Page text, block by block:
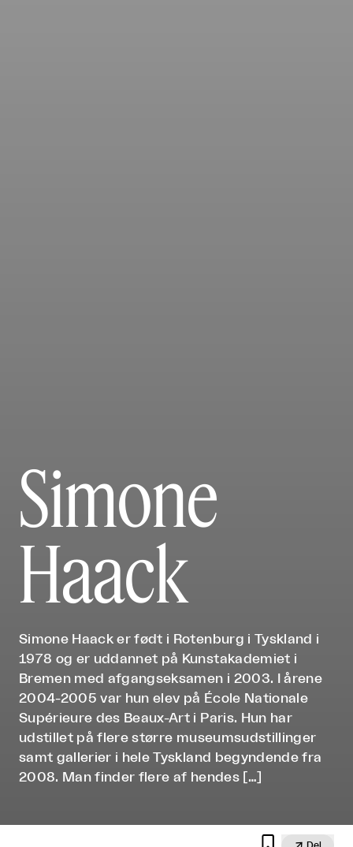
Simone
Haack
Simone Haack er født i Rotenburg i Tyskland i
1978 og er uddannet på Kunstakademiet i
Bremen med afgangseksamen i 2003. I årene
2004-2005 var hun elev på École Nationale
Supérieure des Beaux-Art i Paris. Hun har
udstillet på flere større museumsudstillinger
samt gallerier i hele Tyskland begyndende fra
2008. Man finder flere af hendes […]